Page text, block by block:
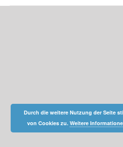
Durch die weitere Nutzung der Seite
von Cookies zu.Weitere